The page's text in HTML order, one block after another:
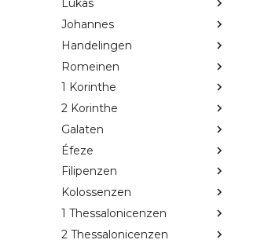
Lukas
Johannes
Handelingen
Romeinen
1 Korinthe
2 Korinthe
Galaten
Éfeze
Filipenzen
Kolossenzen
1 Thessalonicenzen
2 Thessalonicenzen